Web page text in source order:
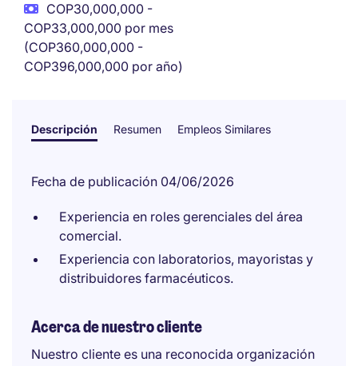
COP30,000,000 -
COP33,000,000 por mes
(COP360,000,000 -
COP396,000,000 por año)
Descripción Resumen Empleos Similares
Fecha de publicación 04/06/2026
Experiencia en roles gerenciales del área
comercial.
Experiencia con laboratorios, mayoristas y
distribuidores farmacéuticos.
Acerca de nuestro cliente
Nuestro cliente es una reconocida organización